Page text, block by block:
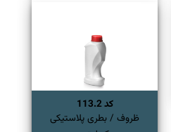
کد 113.2
ظروف / بطری پلاستیکی